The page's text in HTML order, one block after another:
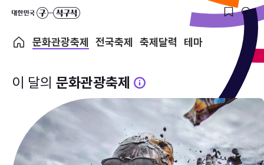
문화관광축제 전국축제 축제달력 테마
이 달의 문화관광축제